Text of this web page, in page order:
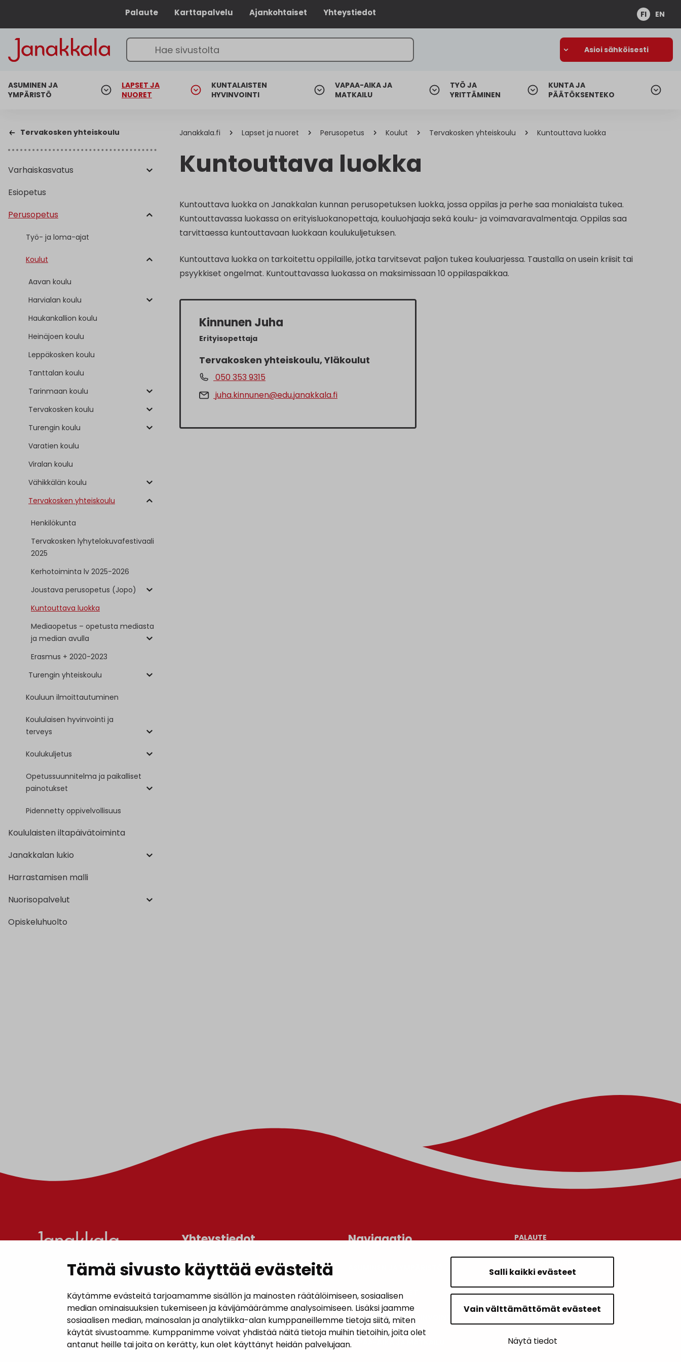
Tämä sivusto käyttää evästeitä
Käytämme evästeitä tarjoamamme sisällön ja mainosten räätälöimiseen, sosiaalisen
median ominaisuuksien tukemiseen ja kävijämäärämme analysoimiseen. Lisäksi jaamme
sosiaalisen median, mainosalan ja analytiikka-alan kumppaneillemme tietoja siitä, miten
käytät sivustoamme. Kumppanimme voivat yhdistää näitä tietoja muihin tietoihin, joita olet
antanut heille tai joita on kerätty, kun olet käyttänyt heidän palvelujaan.
Salli kaikki evästeet
Vain välttämättömät evästeet
Näytä tiedot
Palaute Karttapalvelu Ajankohtaiset Yhteystiedot FI EN
Asioi sähköisesti
ASUMINEN JA
YMPÄRISTÖ
LAPSET JA
NUORET
KUNTALAISTEN
HYVINVOINTI
VAPAA-AIKA JA
MATKAILU
TYÖ JA
YRITTÄMINEN
KUNTA JA
PÄÄTÖKSENTEKO
Tervakosken yhteiskoulu
Varhaiskasvatus
Esiopetus
Perusopetus
Työ- ja loma-ajat
Koulut
Aavan koulu
Harvialan koulu
Haukankallion koulu
Heinäjoen koulu
Leppäkosken koulu
Tanttalan koulu
Tarinmaan koulu
Tervakosken koulu
Turengin koulu
Varatien koulu
Viralan koulu
Vähikkälän koulu
Tervakosken yhteiskoulu
Henkilökunta
Tervakosken lyhytelokuvafestivaali
2025
Kerhotoiminta lv 2025-2026
Joustava perusopetus (Jopo)
Kuntouttava luokka
Mediaopetus – opetusta mediasta
ja median avulla
Erasmus + 2020-2023
Turengin yhteiskoulu
Kouluun ilmoittautuminen
Koululaisen hyvinvointi ja
terveys
Koulukuljetus
Opetussuunnitelma ja paikalliset
painotukset
Pidennetty oppivelvollisuus
Koululaisten iltapäivätoiminta
Janakkalan lukio
Harrastamisen malli
Nuorisopalvelut
Opiskeluhuolto
Janakkala.fi Lapset ja nuoret Perusopetus Koulut Tervakosken yhteiskoulu Kuntouttava luokka
Kuntouttava luokka
Kuntouttava luokka on Janakkalan kunnan perusopetuksen luokka, jossa oppilas ja perhe saa monialaista tukea.
Kuntouttavassa luokassa on erityisluokanopettaja, kouluohjaaja sekä koulu- ja voimavaravalmentaja. Oppilas saa
tarvittaessa kuntouttavaan luokkaan koulukuljetuksen.
Kuntouttava luokka on tarkoitettu oppilaille, jotka tarvitsevat paljon tukea kouluarjessa. Taustalla on usein kriisit tai
psyykkiset ongelmat. Kuntouttavassa luokassa on maksimissaan 10 oppilaspaikkaa.
Kinnunen Juha
Erityisopettaja
Tervakosken yhteiskoulu, Yläkoulut
050 353 9315
juha.kinnunen@edu.janakkala.fi
Yhteystiedot
Janakkalan kunta
Juttilantie 1, 14200 Turenki
Puh. 050 5090 449
kirjaamo@janakkala.fi
Navigaatio
LAPSET JA NUORET
KUNTALAISTEN HYVINVOINTI
VAPAA-AIKA JA MATKAILU
PALAUTE
YHTEYSTIEDOT
KARTTAPALVELU